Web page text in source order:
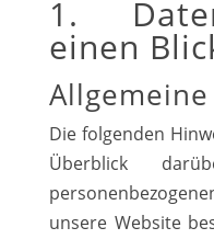
1.
einen
Die folgenden
Überblick
unsere Website